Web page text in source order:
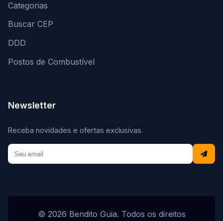
Categorias
Buscar CEP
DDD
Postos de Combustível
Newsletter
Receba novidades e ofertas exclusivas.
© 2026 Bendito Guia. Todos os direitos